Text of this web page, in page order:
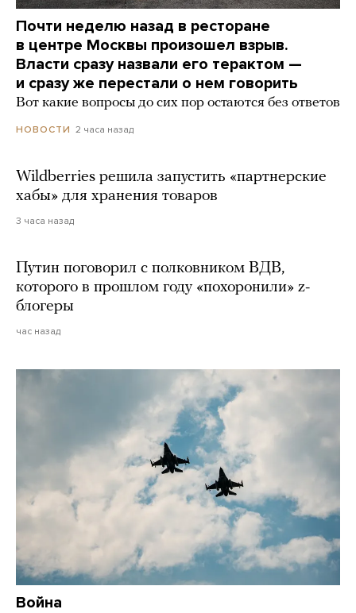
Почти неделю назад в ресторане
в центре Москвы произошел взрыв.
Власти сразу назвали его терактом —
и сразу же перестали о нем говорить
Вот какие вопросы до сих пор остаются без ответов
НОВОСТИ 2 часа назад
Wildberries решила запустить «партнерские
хабы» для хранения товаров
3 часа назад
Путин поговорил с полковником ВДВ,
которого в прошлом году «похоронили» z-
блогеры
час назад
Война